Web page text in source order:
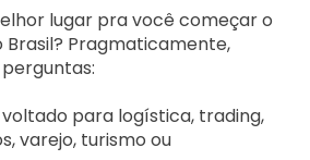
lugar pra você começar o
Brasil? Pragmaticamente,
para logística, trading,
varejo, turismo ou